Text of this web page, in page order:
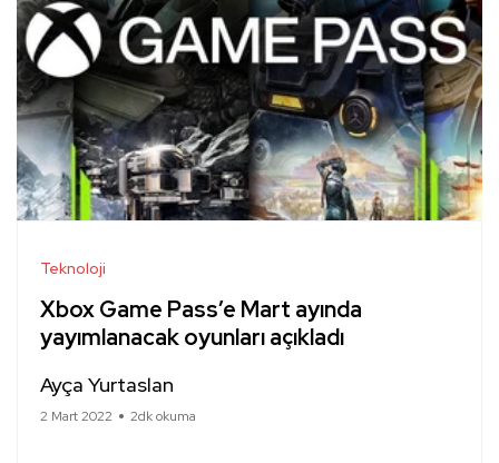
Teknoloji
Xbox Game Pass’e Mart ayında
yayımlanacak oyunları açıkladı
Ayça Yurtaslan
2 Mart 2022 2dk okuma